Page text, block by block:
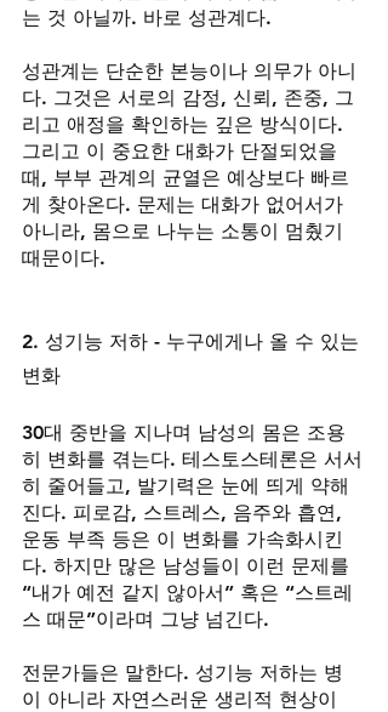
는 것 아닐까. 바로 성관계다.
성관계는 단순한 본능이나 의무가 아니
다. 그것은 서로의 감정, 신뢰, 존중, 그
리고 애정을 확인하는 깊은 방식이다.
그리고 이 중요한 대화가 단절되었을
때, 부부 관계의 균열은 예상보다 빠르
게 찾아온다. 문제는 대화가 없어서가
아니라, 몸으로 나누는 소통이 멈췄기
때문이다.
2. 성기능 저하 - 누구에게나 올 수 있는
변화
30대 중반을 지나며 남성의 몸은 조용
히 변화를 겪는다. 테스토스테론은 서서
히 줄어들고, 발기력은 눈에 띄게 약해
진다. 피로감, 스트레스, 음주와 흡연,
운동 부족 등은 이 변화를 가속화시킨
다. 하지만 많은 남성들이 이런 문제를
“내가 예전 같지 않아서” 혹은 “스트레
스 때문”이라며 그냥 넘긴다.
전문가들은 말한다. 성기능 저하는 병
이 아니라 자연스러운 생리적 현상이